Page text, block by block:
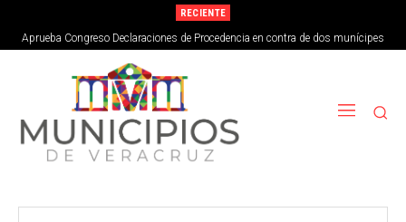
RECIENTE
Aprueba Congreso Declaraciones de Procedencia en contra de dos munícipes